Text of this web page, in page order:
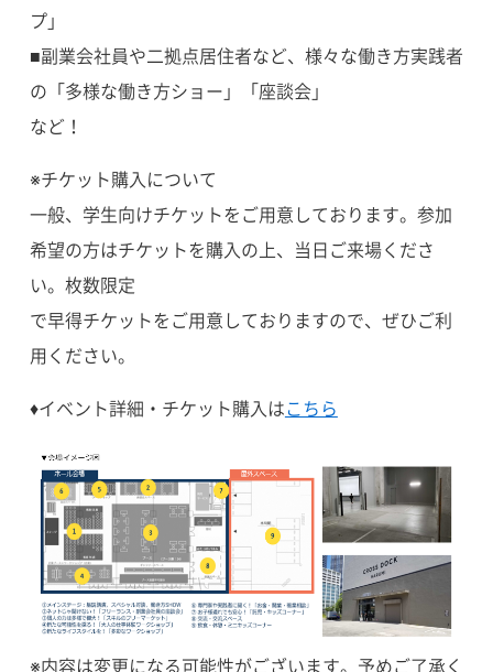
プ」
■副業会社員や二拠点居住者など、様々な働き方実践者
の「多様な働き方ショー」「座談会」
など！
※チケット購入について
一般、学生向けチケットをご用意しております。参加
希望の方はチケットを購入の上、当日ご来場くださ
い。枚数限定
で早得チケットをご用意しておりますので、ぜひご利
用ください。
♦イベント詳細・チケット購入は こちら
※内容は変更になる可能性がございます。予めご了承く